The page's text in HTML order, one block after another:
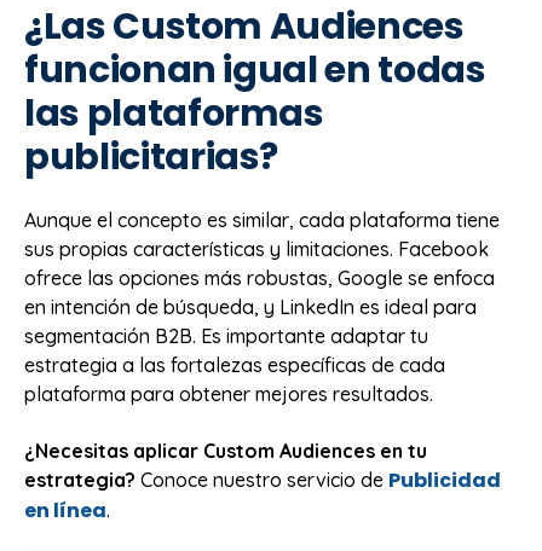
¿Las Custom Audiences
funcionan igual en todas
las plataformas
publicitarias?
Aunque el concepto es similar, cada plataforma tiene
sus propias características y limitaciones. Facebook
ofrece las opciones más robustas, Google se enfoca
en intención de búsqueda, y LinkedIn es ideal para
segmentación B2B. Es importante adaptar tu
estrategia a las fortalezas específicas de cada
plataforma para obtener mejores resultados.
¿Necesitas aplicar Custom Audiences en tu
estrategia? Conoce nuestro servicio de Publicidad
en línea.